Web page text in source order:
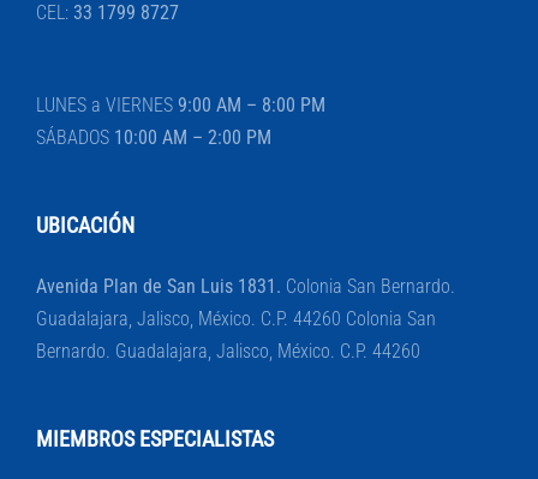
CEL: 33 1799 8727
LUNES a VIERNES 9:00 AM – 8:00 PM
SÁBADOS 10:00 AM – 2:00 PM
UBICACIÓN
Avenida Plan de San Luis 1831. Colonia San Bernardo.
Guadalajara, Jalisco, México. C.P. 44260 Colonia San
Bernardo. Guadalajara, Jalisco, México. C.P. 44260
MIEMBROS ESPECIALISTAS